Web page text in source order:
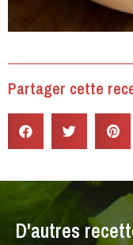
Partager cette
D'autres